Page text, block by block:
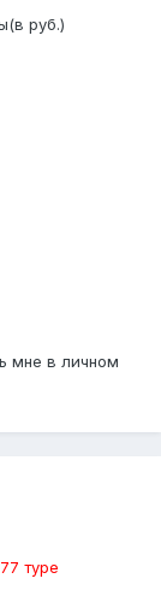
руб.)
мне в личном
туре